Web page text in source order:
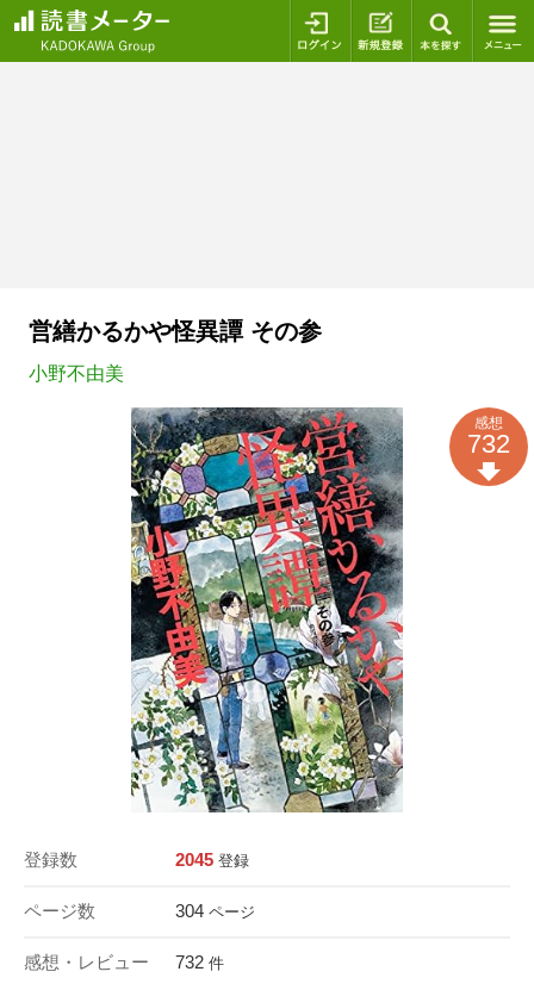
ログイン 新規登録
営繕かるかや怪異譚 その参
小野不由美
登録数 2045 登録
ページ数 304 ページ
感想・レビュー 732 件
感想
732